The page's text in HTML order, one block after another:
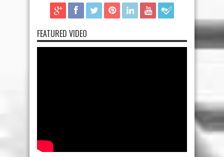
FEATURED VIDEO